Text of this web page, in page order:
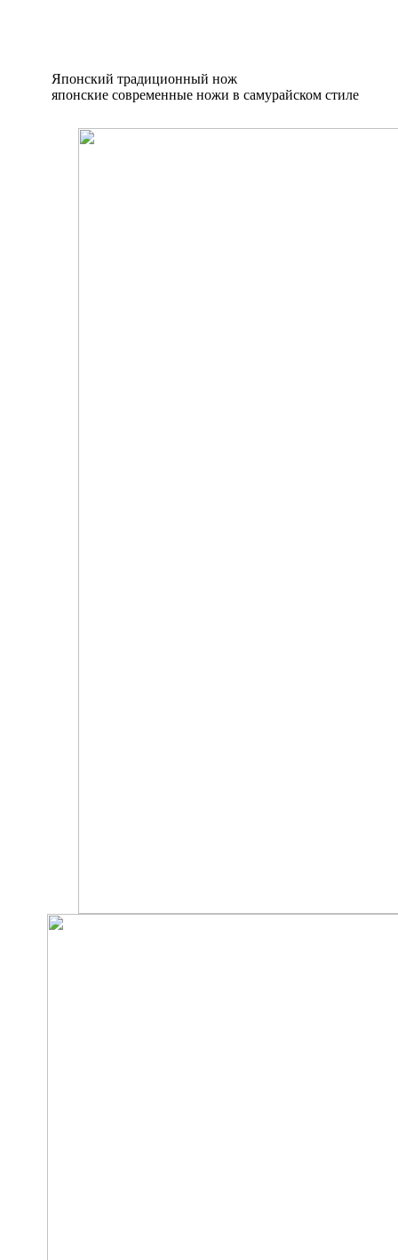
Японский традиционный нож
японские современные ножи в самурайском стиле